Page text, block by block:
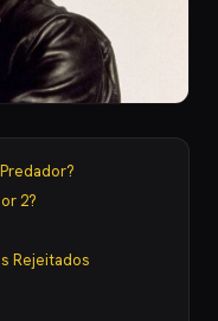
2?
Rejeitados